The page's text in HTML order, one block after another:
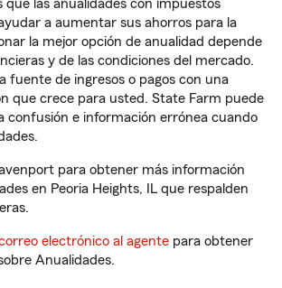
que las anualidades con impuestos
a aumentar sus ahorros para la
la mejor opción de anualidad depende
y de las condiciones del mercado.
fuente de ingresos o pagos con una
que crece para usted. State Farm puede
confusión e información errónea cuando
para obtener más información
en Peoria Heights, IL que respalden
electrónico al agente para obtener
Anualidades.